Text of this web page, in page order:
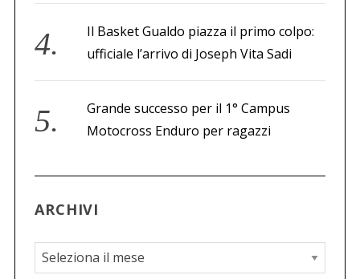
Il Basket Gualdo piazza il primo colpo:
ufficiale l’arrivo di Joseph Vita Sadi
Grande successo per il 1° Campus
Motocross Enduro per ragazzi
ARCHIVI
A
r